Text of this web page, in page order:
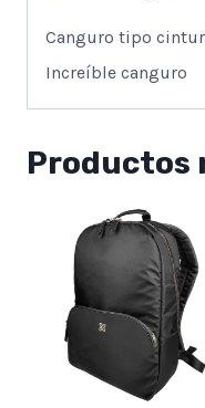
Canguro tipo
Increíble canguro
Productos